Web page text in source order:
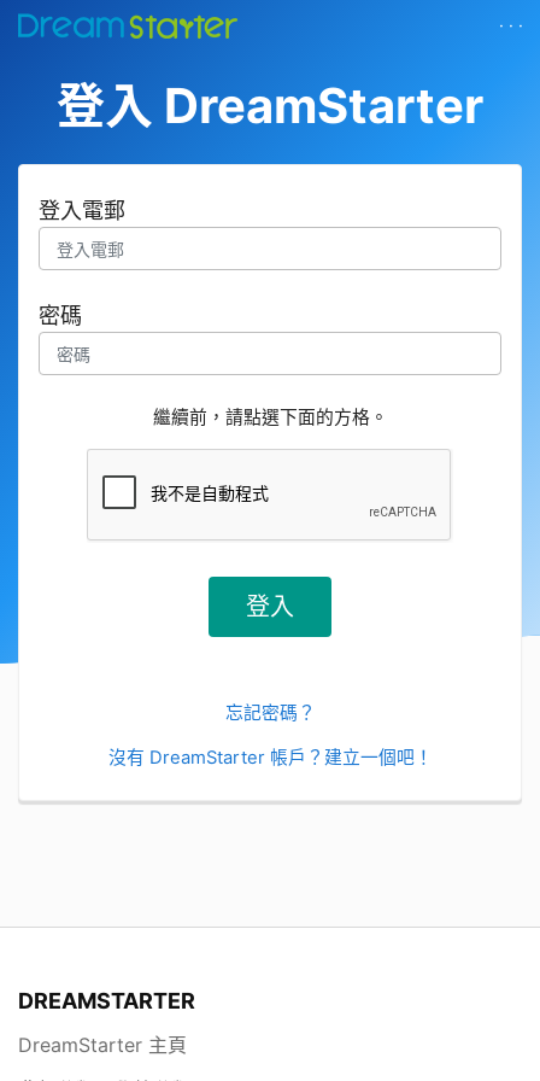
· · ·
登入 DreamStarter
登入電郵
密碼
繼續前，請點選下面的方格。
忘記密碼？
沒有 DreamStarter 帳戶？建立一個吧！
DREAMSTARTER
DreamStarter 主頁